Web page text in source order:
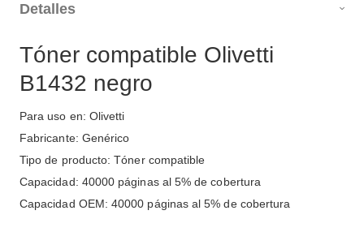
Detalles
Tóner compatible Olivetti
B1432 negro
Para uso en: Olivetti
Fabricante: Genérico
Tipo de producto: Tóner compatible
Capacidad: 40000 páginas al 5% de cobertura
Capacidad OEM: 40000 páginas al 5% de cobertura